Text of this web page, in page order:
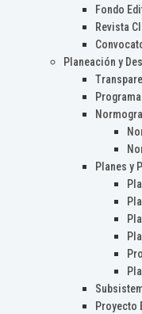
Fondo
Revista
Planeación y
Planes y
Proyecto